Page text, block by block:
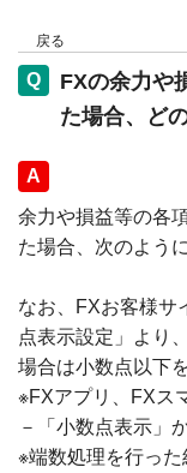
戻る
FXの余力や
た場合、ど
回答
余力や損益等の各
た場合、次のよう
なお、FXお客様サ
点表示設定」より
場合は小数点以下
※FXアプリ、FXス
－「小数点表示」
※端数処理を行っ